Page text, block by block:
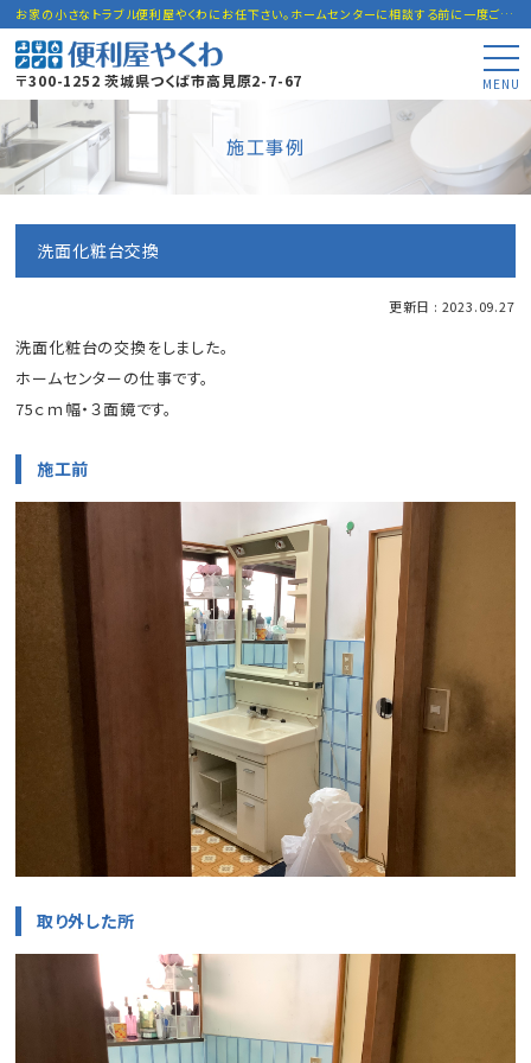
お家の小さなトラブル便利屋やくわにお任下さい。ホームセンターに相談する前に一度ご連絡下さい。
〒300-1252 茨城県つくば市高見原2-7-67 MENU
施工事例
洗面化粧台交換
更新日 : 2023.09.27
洗面化粧台の交換をしました。
ホームセンターの仕事です。
75ｃｍ幅・３面鏡です。
施工前
取り外した所